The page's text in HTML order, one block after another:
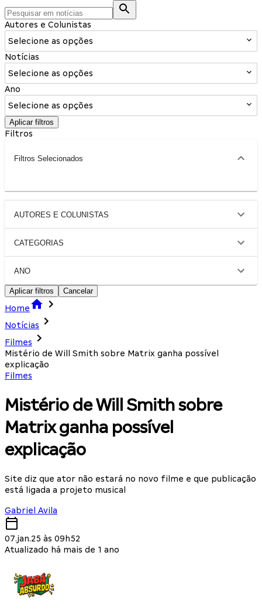
Autores e Colunistas
Selecione as opções
Notícias
Selecione as opções
Ano
Selecione as opções
Aplicar filtros
Filtros
Filtros Selecionados
AUTORES E COLUNISTAS
CATEGORIAS
ANO
Aplicar filtros Cancelar
Home
Notícias
Filmes
Mistério de Will Smith sobre Matrix ganha possível
explicação
Filmes
Mistério de Will Smith sobre
Matrix ganha possível
explicação
Site diz que ator não estará no novo filme e que publicação
está ligada a projeto musical
Gabriel Avila
07.jan.25 às 09h52
Atualizado há mais de 1 ano